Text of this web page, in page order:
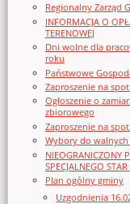
Regionalny Zarząd
INFORMACJA O
TERENOWEJ
Dni wolne dla
roku
Państwowe
Zaproszenie na
Ogłoszenie o
zbiorowego
Zaproszenie na
Wybory do
NIEOGRANICZONY
SPECJALNEGO
Plan ogólny gminy
Uzgodnienia